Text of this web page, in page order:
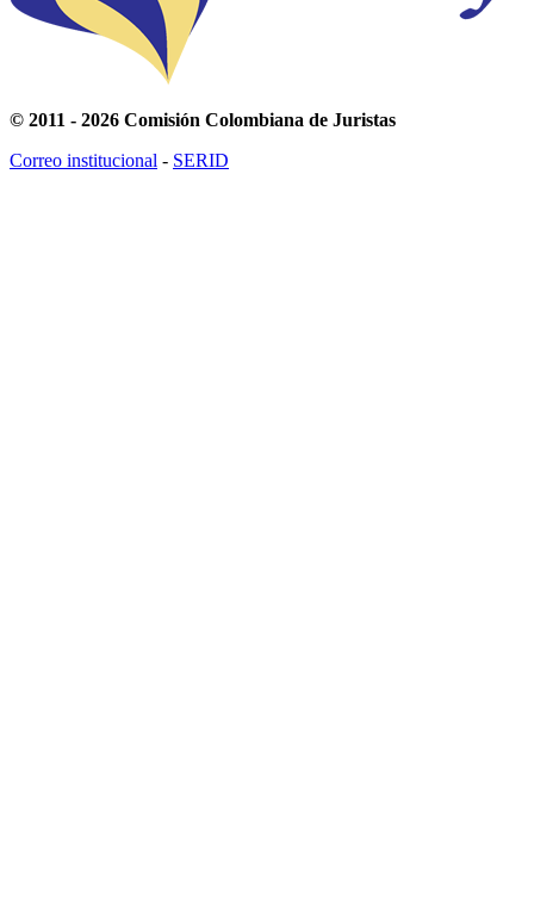
© 2011 - 2026 Comisión Colombiana de Juristas
Correo institucional - SERID